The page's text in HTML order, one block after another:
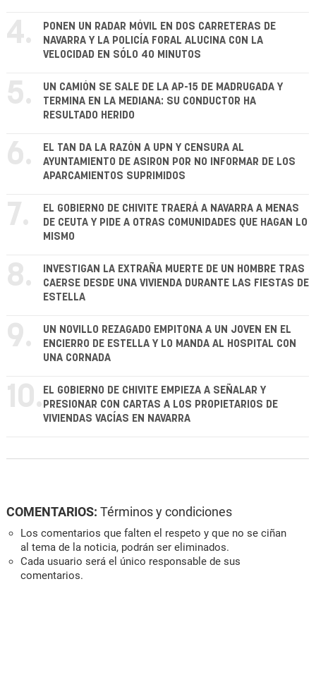
4.
PONEN UN RADAR MÓVIL EN DOS CARRETERAS DE
NAVARRA Y LA POLICÍA FORAL ALUCINA CON LA
VELOCIDAD EN SÓLO 40 MINUTOS
5.
UN CAMIÓN SE SALE DE LA AP-15 DE MADRUGADA Y
TERMINA EN LA MEDIANA: SU CONDUCTOR HA
RESULTADO HERIDO
6.
EL TAN DA LA RAZÓN A UPN Y CENSURA AL
AYUNTAMIENTO DE ASIRON POR NO INFORMAR DE LOS
APARCAMIENTOS SUPRIMIDOS
7.
EL GOBIERNO DE CHIVITE TRAERÁ A NAVARRA A MENAS
DE CEUTA Y PIDE A OTRAS COMUNIDADES QUE HAGAN LO
MISMO
8.
INVESTIGAN LA EXTRAÑA MUERTE DE UN HOMBRE TRAS
CAERSE DESDE UNA VIVIENDA DURANTE LAS FIESTAS DE
ESTELLA
9.
UN NOVILLO REZAGADO EMPITONA A UN JOVEN EN EL
ENCIERRO DE ESTELLA Y LO MANDA AL HOSPITAL CON
UNA CORNADA
10. EL GOBIERNO DE CHIVITE EMPIEZA A SEÑALAR Y
PRESIONAR CON CARTAS A LOS PROPIETARIOS DE
VIVIENDAS VACÍAS EN NAVARRA
COMENTARIOS: Términos y condiciones
Los comentarios que falten el respeto y que no se ciñan
al tema de la noticia, podrán ser eliminados.
Cada usuario será el único responsable de sus
comentarios.